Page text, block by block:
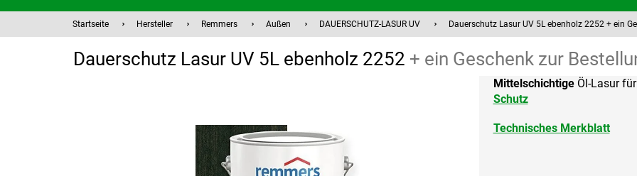
Startseite Hersteller Remmers Außen DAUERSCHUTZ-LASUR UV Dauerschutz Lasur UV 5L ebenholz 2252 + ein
Dauerschutz Lasur UV 5L ebenholz 2252 + ein Geschenk zur
MittelschichtigeÖl-Lasur für
Schutz
Technisches Merkblatt